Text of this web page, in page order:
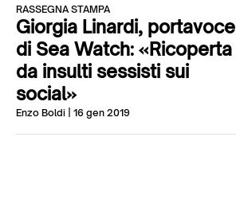
Chi siamo
Contatti
RASSEGNA STAMPA
Giorgia Linardi, portavoce
di Sea Watch: «Ricoperta
da insulti sessisti sui
social»
Enzo Boldi | 16 gen 2019